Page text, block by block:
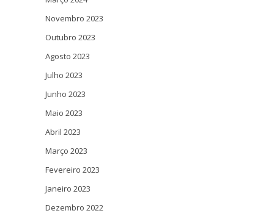
Novembro 2023
Outubro 2023
Agosto 2023
Julho 2023
Junho 2023
Maio 2023
Abril 2023
Março 2023
Fevereiro 2023
Janeiro 2023
Dezembro 2022